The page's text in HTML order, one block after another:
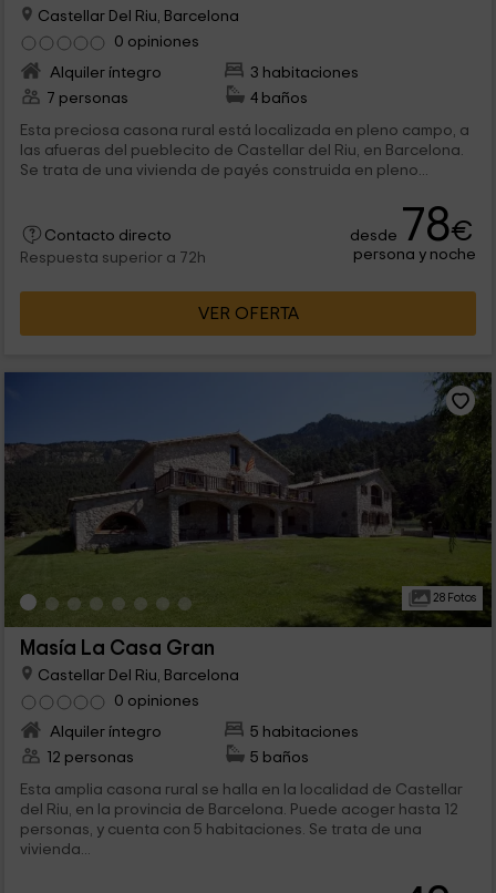
Castellar Del Riu, Barcelona
0 opiniones
Alquiler íntegro
3 habitaciones
7 personas
4 baños
Esta preciosa casona rural está localizada en pleno campo, a
las afueras del pueblecito de Castellar del Riu, en Barcelona.
Se trata de una vivienda de payés construida en pleno...
Contacto directo
Respuesta superior a 72h
desde 78€
persona y noche
VER OFERTA
28 Fotos
Masía La Casa Gran
Castellar Del Riu, Barcelona
0 opiniones
Alquiler íntegro
5 habitaciones
12 personas
5 baños
Esta amplia casona rural se halla en la localidad de Castellar
del Riu, en la provincia de Barcelona. Puede acoger hasta 12
personas, y cuenta con 5 habitaciones. Se trata de una
vivienda...